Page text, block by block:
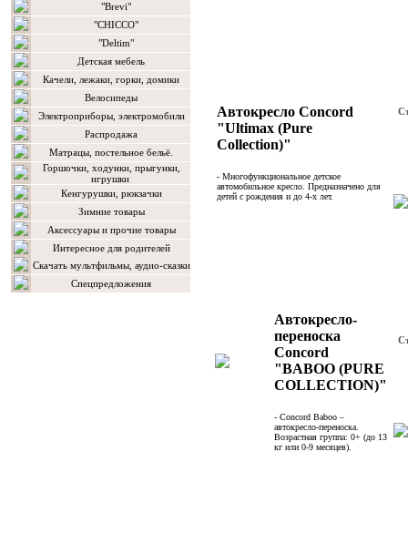
"Brevi"
"CHICCO"
"Deltim"
Детская мебель
Качели, лежаки, горки, домики
Велосипеды
Электроприборы, электромобили
Распродажа
Матрацы, постельное бельё.
Горшочки, ходунки, прыгунки,
игрушки
Кенгурушки, рюкзачки
Зимние товары
Аксессуары и прочие товары
Интересное для родителей
Скачать мультфильмы, аудио-сказки
Спецпредложения
Автокресло Concord
"Ultimax (Pure
Collection)"
- Многофункциональное детское
автомобильное кресло. Предназначено для
детей с рождения и до 4-х лет.
Автокресло-
переноска
Concord
"BABOO (PURE
COLLECTION)"
- Concord Baboo –
автокресло-переноска.
Возрастная группа: 0+ (до 13
кг или 0-9 месяцев).